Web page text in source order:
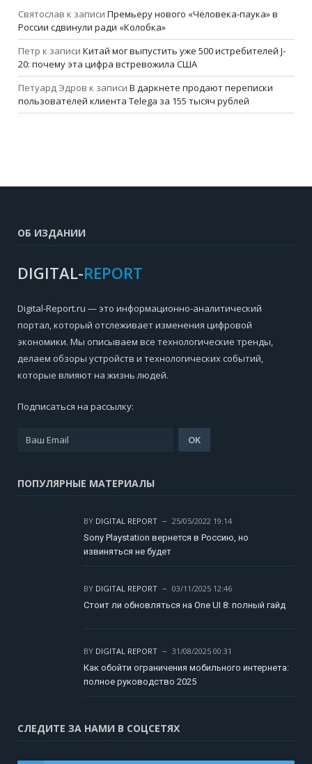
Святослав к записи Премьеру нового «Человека-паука» в
России сдвинули ради «Колобка»
Петр к записи Китай мог выпустить уже 500 истребителей J-
20: почему эта цифра встревожила США
Петуард Эдров к записи В даркнете продают переписки
пользователей клиента Telega за 155 тысяч рублей
ОБ ИЗДАНИИ
DIGITAL-REPORT
Digital-Report.ru — это информационно-аналитический
портал, который отслеживает изменения цифровой
экономики. Мы описываем все технологические тренды,
делаем обзоры устройств и технологических событий,
которые влияют на жизнь людей.
Подписаться на рассылку:
ПОПУЛЯРНЫЕ МАТЕРИАЛЫ
BY DIGITAL REPORT
25/05/2022 19:14
Sony Playstation вернется в Россию, но
извиняться не будет
BY DIGITAL REPORT
03/11/2025 12:46
Стоит ли обновляться на One UI 8: полный гайд
BY DIGITAL REPORT
31/08/2025 00:31
Как обойти ограничения мобильного интернета:
полное руководство 2025
СЛЕДИТЕ ЗА НАМИ В СОЦСЕТЯХ